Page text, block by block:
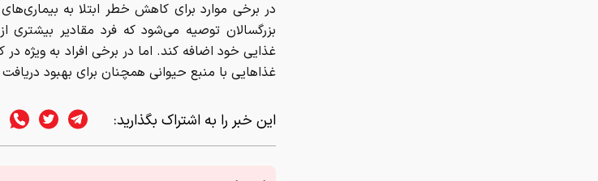
در برخی موارد برای کاهش خطر ابتلا به
بزرگسالان توصیه می‌شود که فرد مقادیر بیشتری
غذایی خود اضافه کند. اما در برخی افراد به ویژه
غذاهایی با منبع حیوانی همچنان برای بهبود
این خبر را به اشتراک بگذارید: